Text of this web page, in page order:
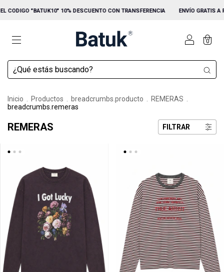
10% DESCUENTO CON TRANSFERENCIA ENVÍO GRATIS A PARTIR DE
0
Inicio Productos breadcrumbs.producto REMERAS
breadcrumbs.remeras
REMERAS FILTRAR